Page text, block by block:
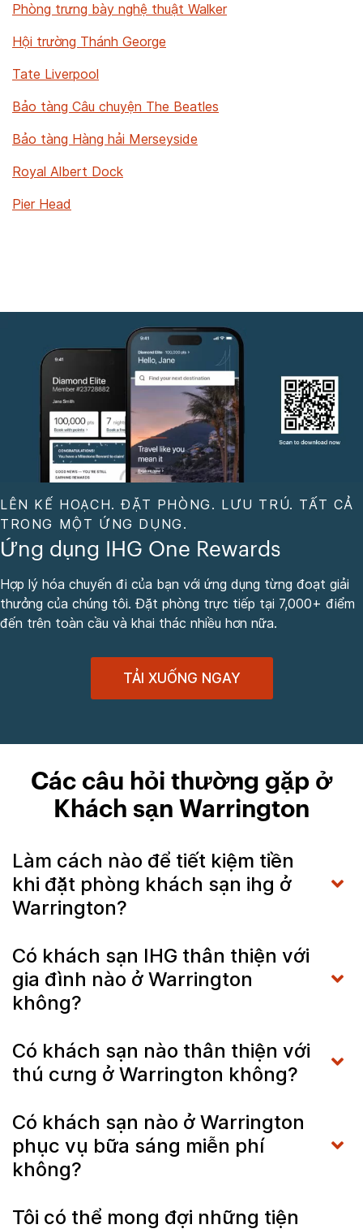
Phòng trưng bày nghệ thuật Walker
Hội trường Thánh George
Tate Liverpool
Bảo tàng Câu chuyện The Beatles
Bảo tàng Hàng hải Merseyside
Royal Albert Dock
Pier Head
LÊN KẾ HOẠCH. ĐẶT PHÒNG. LƯU TRÚ. TẤT CẢ
TRONG MỘT ỨNG DỤNG.
Ứng dụng IHG One Rewards
Hợp lý hóa chuyến đi của bạn với ứng dụng từng đoạt giải
thưởng của chúng tôi. Đặt phòng trực tiếp tại 7,000+ điểm
đến trên toàn cầu và khai thác nhiều hơn nữa.
TẢI XUỐNG NGAY
Các câu hỏi thường gặp ở
Khách sạn Warrington
Làm cách nào để tiết kiệm tiền
khi đặt phòng khách sạn ihg ở
Warrington?
Có khách sạn IHG thân thiện với
gia đình nào ở Warrington
không?
Có khách sạn nào thân thiện với
thú cưng ở Warrington không?
Có khách sạn nào ở Warrington
phục vụ bữa sáng miễn phí
không?
Tôi có thể mong đợi những tiện